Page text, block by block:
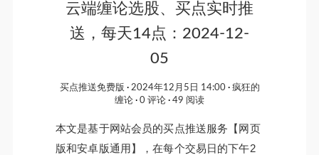
云端缠论选股、买点实时推
送，每天14点：2024-12-
05
买点推送免费版 2024年12月5日 14:00
疯狂的
缠论
0 评论 49 阅读
本文是基于网站会员的买点推送服务【网页
版和安卓版通用】，在每个交易日的下午2